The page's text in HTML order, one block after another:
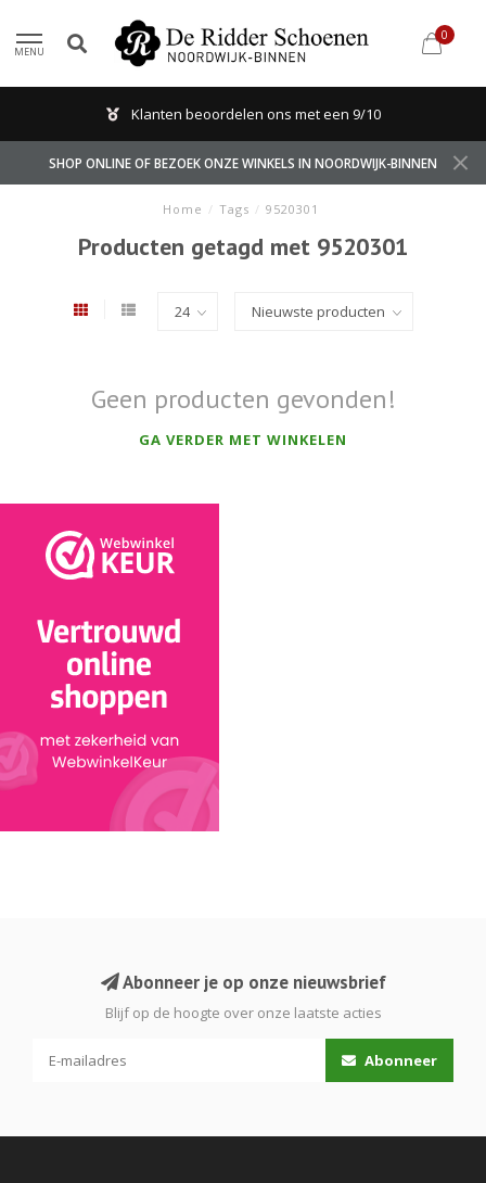
MENU
0
Klanten beoordelen ons met een 9/10
SHOP ONLINE OF BEZOEK ONZE WINKELS IN NOORDWIJK-BINNEN
Home / Tags / 9520301
Producten getagd met 9520301
Geen producten gevonden!
GA VERDER MET WINKELEN
Abonneer je op onze nieuwsbrief
Blijf op de hoogte over onze laatste acties
Abonneer